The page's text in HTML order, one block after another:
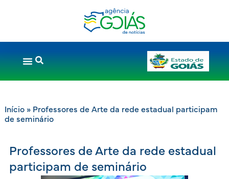
Início» Professores de Arte da rede estadual participam
de seminário
Professores de Arte da rede estadual
participam de seminário